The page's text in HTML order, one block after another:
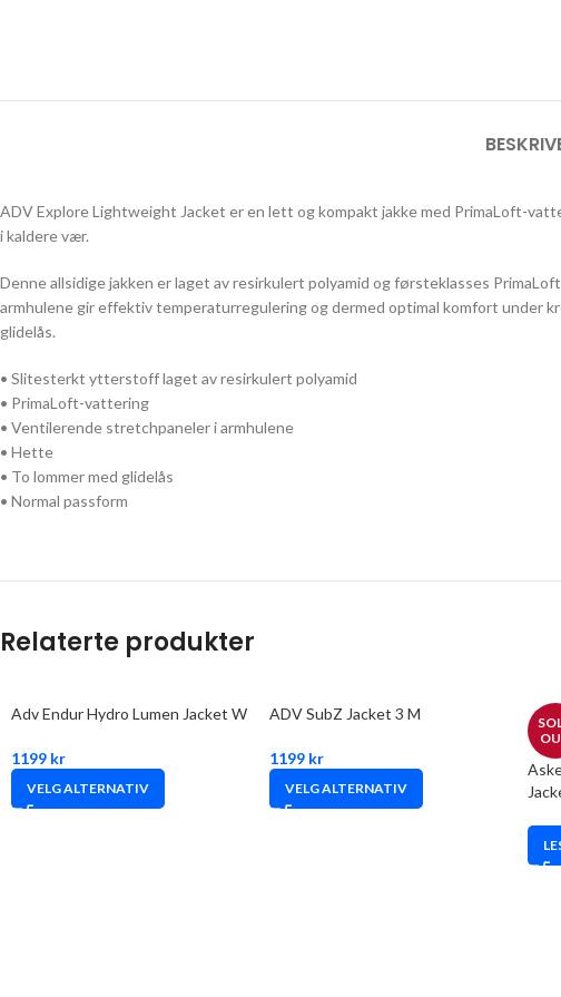
ADV Explore Lightweight Jacket er en lett og kompakt jakke med PrimaLoft-
i kaldere vær.
Denne allsidige jakken er laget av resirkulert polyamid og førsteklasses
armhulene gir effektiv temperaturregulering og dermed optimal komfort under
glidelås.
• Slitesterkt ytterstoff laget av resirkulert polyamid
• PrimaLoft-vattering
• Ventilerende stretchpaneler i armhulene
• Hette
• To lommer med glidelås
• Normal passform
Relaterte produkter
Adv Endur Hydro Lumen Jacket W
1199 kr
VELG ALTERNATIV
ADV SubZ Jacket 3 M
1199 kr
VELG ALTERNATIV